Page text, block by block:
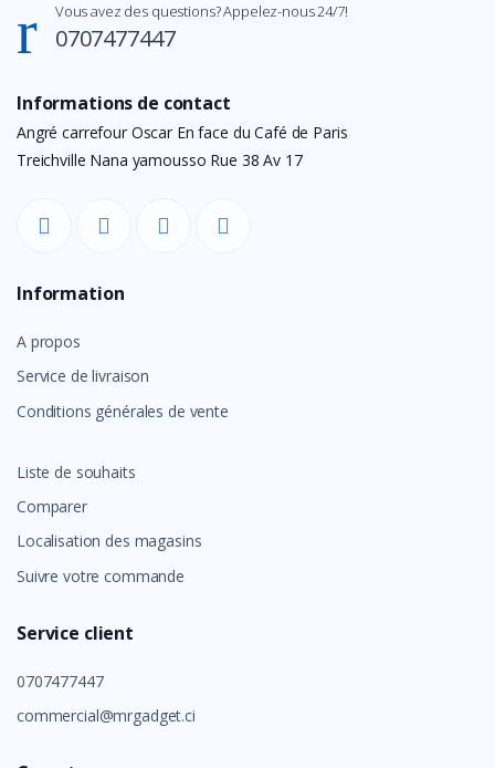
Vous avez des questions? Appelez-nous 24/7!
0707477447
Informations de contact
Angré carrefour Oscar En face du Café de Paris
Treichville Nana yamousso Rue 38 Av 17
Information
A propos
Service de livraison
Conditions générales de vente
Liste de souhaits
Comparer
Localisation des magasins
Suivre votre commande
Service client
0707477447
commercial@mrgadget.ci